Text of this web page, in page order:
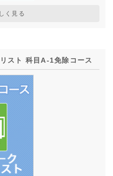
く見る
スト 科目A-1免除コース